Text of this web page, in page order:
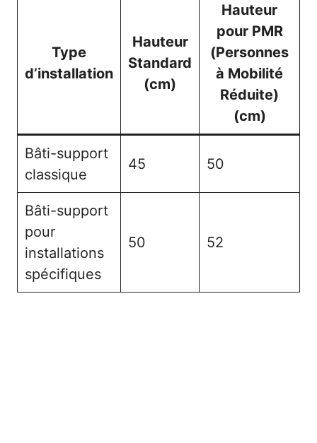
Type
d’installation
Hauteur
Standard
(cm)
Hauteur
pour PMR
(Personnes
à Mobilité
Réduite)
(cm)
Bâti-support
classique
45 50
Bâti-support
pour
installations
spécifiques
50 52